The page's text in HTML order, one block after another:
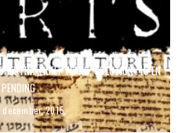
LIGHT YEARS, SOLUTION .45 EN
december 2015